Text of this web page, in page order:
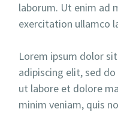
laborum. Ut enim ad
exercitation ullamco
Lorem ipsum dolor
adipiscing elit, sed
ut labore et dolore
minim veniam, quis